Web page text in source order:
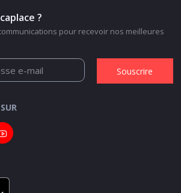
?
pour recevoir nos meilleures
Souscrire